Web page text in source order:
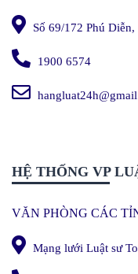
Số 69/172 Phú
1900 6574
HỆ THỐNG VP
VĂN PHÒNG CÁC
Mạng lưới Luật sư